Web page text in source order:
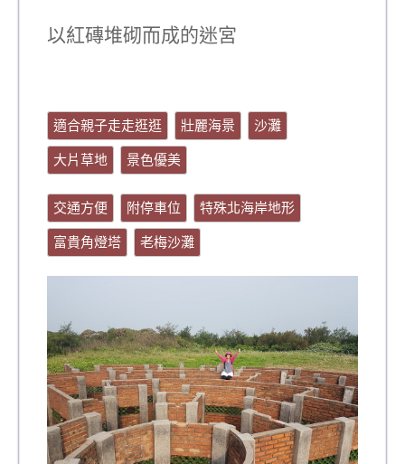
以紅磚堆砌而成的迷宮
適合親子走走逛逛 壯麗海景
沙灘
大片草地
景色優美
交通方便 附停車位
特殊北海岸地形
富貴角燈塔
老梅沙灘